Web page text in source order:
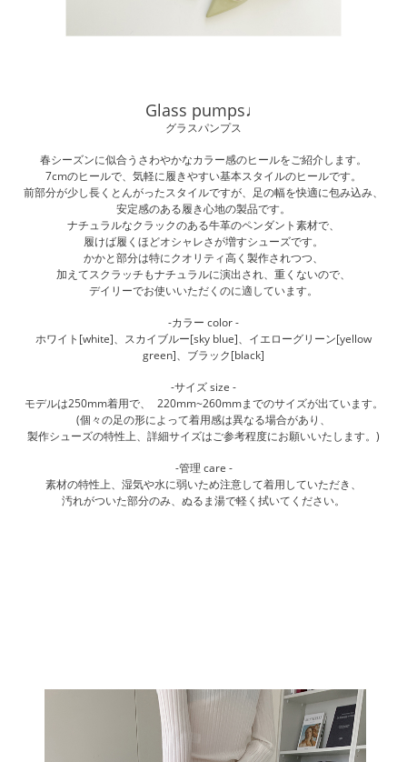
Glass pumps♩
グラスパンプス
春シーズンに似合うさわやかなカラー感のヒールをご紹介します。
7cmのヒールで、 気軽に履きやすい基本スタイルのヒールです。
前部分が少し長くとんがったスタイルですが、足の幅を快適に包み込み、
安定感のある履き心地の製品です。
ナチュラルなクラックのある牛革のペンダント素材で、
履けば履くほどオシャレさが増すシューズです。
かかと部分は特にクオリティ高く製作されつつ、
加えてスクラッチもナチュラルに演出され、重くないので、
デイリ ーでお使いいただくのに適しています。
-カラー color -
ホワイト [white]、スカイブルー[sky blue]、イエローグリ ーン[yellow
green]、ブラック[black]
-サイズsize -
モデルは250mm着用で、 220mm~260mmまでのサイズが出ています。
(個々の足の形によって着用感は異なる場合があり、
製作シューズの特性上、詳細サイズはご参考程度にお願いいたします。 )
-管理 care -
素材の特性上、 湿気や水に弱いため注意して着用していただき、
汚れがついた部分のみ、ぬるま湯で軽く拭いてください。